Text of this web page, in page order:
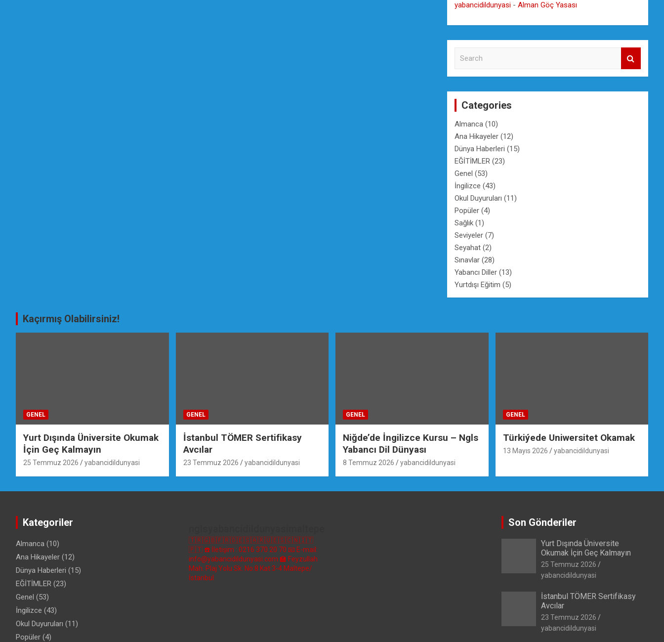
yabancidildunyasi -Alman Göç Yasası
c
Categories
Almanca (10)
Ana Hikayeler (12)
Dünya Haberleri (15)
EĞİTİMLER (23)
Genel (53)
İngilizce (43)
Okul Duyuruları (11)
Popüler (4)
Sağlık (1)
Seviyeler (7)
Seyahat (2)
Sınavlar (28)
Yabancı Diller (13)
Yurtdışı Eğitim (5)
Kaçırmış Olabilirsiniz!
GENEL
Yurt Dışında Üniversite Okumak
İçin Geç Kalmayın
25 Temmuz 2026 yabancidildunyasi
GENEL
İstanbul TÖMER Sertifikasy
Avcılar
23 Temmuz 2026 yabancidildunyasi
GENEL
Niğde’de İngilizce Kursu – Ngls
Yabancı Dil Dünyası
8 Temmuz 2026 yabancidildunyasi
GENEL
Türkiýede Uniwersitet Okamak
13 Mayıs 2026 yabancidildunyasi
Kategoriler
Almanca (10)
Ana Hikayeler (12)
Dünya Haberleri (15)
EĞİTİMLER (23)
Genel (53)
İngilizce (43)
Okul Duyuruları (11)
Popüler (4)
🇹🇷🇬🇧🇫🇷🇩🇪🇸🇦🇷🇺🇪🇸🇨🇳🇮🇹
🇵🇹 ☎️ İletişim : 0216 370 20 70 📧 E-mail:
info@yabancidildunyasi.com 🏫 Feyzullah
Mah. Plaj Yolu Sk. No:8 Kat:3-4 Maltepe/
İstanbul
Son Gönderiler
Yurt Dışında Üniversite
Okumak İçin Geç Kalmayın
25 Temmuz 2026
yabancidildunyasi
İstanbul TÖMER Sertifikasy
Avcılar
23 Temmuz 2026
yabancidildunyasi